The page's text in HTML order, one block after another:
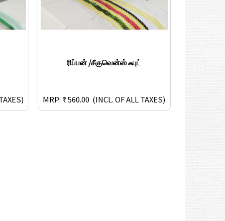
ரிப்பன் /சீகுவென்ஸ் ஃபுட்
MRP: ₹ 560.00 (INCL. OF ALL TAXES)